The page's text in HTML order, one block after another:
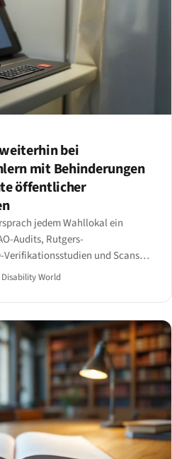
bei
mit Behinderungen
öffentlicher
jedem Wahllokal ein
Audits, Rutgers-
und Scans
die verbleibende Lücke — und die
World